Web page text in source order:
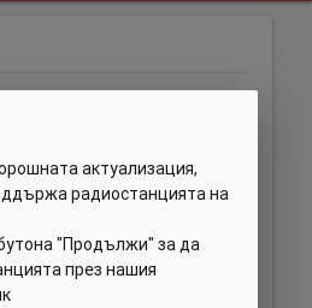
актуализация,
радиостанцията на
"Продължи" за да
през нашия